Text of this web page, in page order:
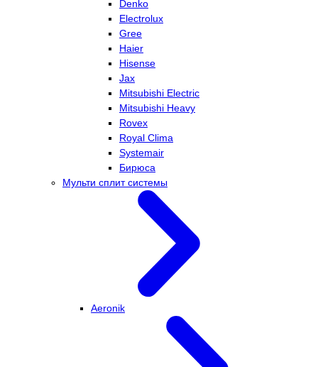
Denko
Electrolux
Gree
Haier
Hisense
Jax
Mitsubishi Electric
Mitsubishi Heavy
Rovex
Royal Clima
Systemair
Бирюса
Мульти сплит системы
Aeronik